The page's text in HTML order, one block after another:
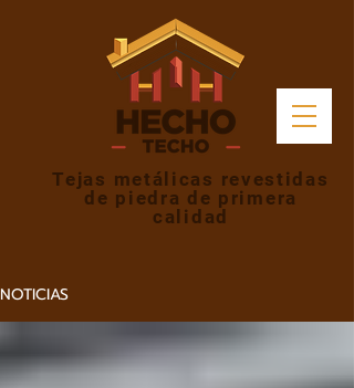
Tejas metálicas revestidas
de piedra de primera
calidad
NOTICIAS